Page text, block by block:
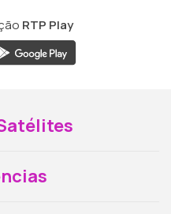
RTP Play